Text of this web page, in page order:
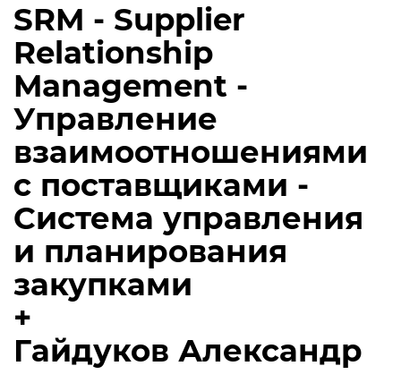
SRM - Supplier
Relationship
Management -
Управление
взаимоотношениями
с поставщиками -
Система управления
и планирования
закупками
+
Гайдуков Александр